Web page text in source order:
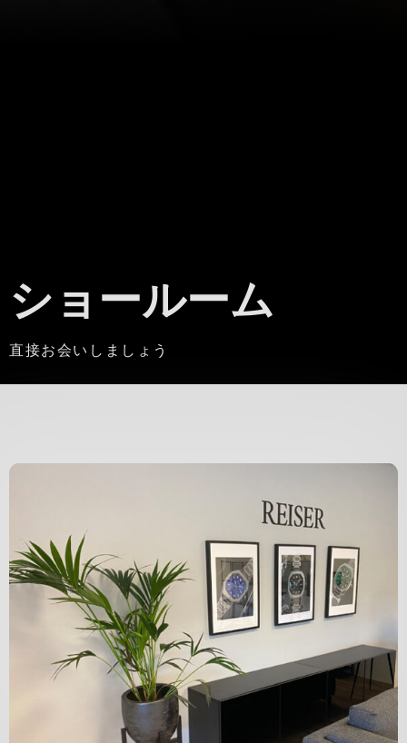
ショールーム
直接お会いしましょう